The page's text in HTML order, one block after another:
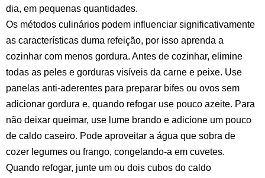
dia, em pequenas quantidades.
Os métodos culinários podem influenciar significativamente
as características duma refeição, por isso aprenda a
cozinhar com menos gordura. Antes de cozinhar, elimine
todas as peles e gorduras visíveis da carne e peixe. Use
panelas anti-aderentes para preparar bifes ou ovos sem
adicionar gordura e, quando refogar use pouco azeite. Para
não deixar queimar, use lume brando e adicione um pouco
de caldo caseiro. Pode aproveitar a água que sobra de
cozer legumes ou frango, congelando-a em cuvetes.
Quando refogar, junte um ou dois cubos do caldo